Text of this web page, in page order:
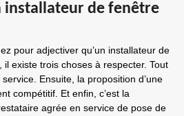
installateur de fenêtre
pour adjectiver qu’un installateur de
existe trois choses à respecter. Tout
service. Ensuite, la proposition d’une
compétitif. Et enfin, c’est la
agrée en service de pose de